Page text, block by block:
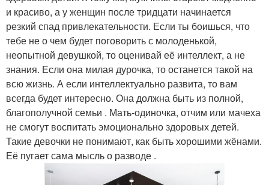
и красиво, а у женщин после тридцати начинается
резкий спад привлекательности. Если ты боишься, что
тебе не о чем будет поговорить с молоденькой,
неопытной девушкой, то оценивай её интеллект, а не
знания. Если она милая дурочка, то останется такой на
всю жизнь. А если интеллектуально развита, то вам
всегда будет интересно. Она должна быть из полной,
благополучной семьи . Мать-одиночка, отчим или мачеха
не смогут воспитать эмоционально здоровых детей.
Такие девочки не понимают, как быть хорошими жёнами.
Её пугает сама мысль о разводе .